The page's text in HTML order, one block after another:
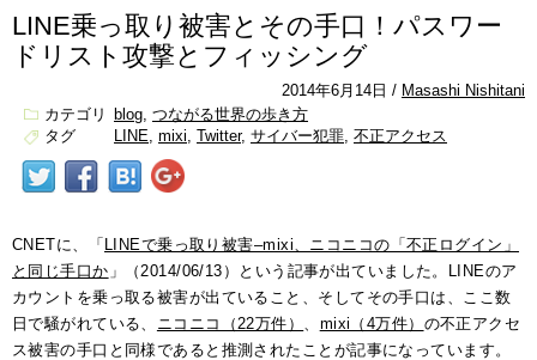
個人情報保護方針
炎上
個人情報
悪評
依存
調査データ
LINE乗っ取り被害とその手口！パスワー
ドリスト攻撃とフィッシング
2014年6月14日
Masashi Nishitani
カテゴリ
blog つながる世界の歩き方
タグ
LINE mixi Twitter サイバー犯罪 不正アクセス
CNETに、「 LINEで乗っ取り被害–mixi、ニコニコの「不正ログイン」
と同じ手口か 」（2014/06/13）という記事が出ていました。LINEのア
カウントを乗っ取る被害が出ていること、そしてその手口は、ここ数
日で騒がれている、 ニコニコ（22万件） 、 mixi（4万件） の不正アクセ
ス被害の手口と同様であると推測されたことが記事になっています。